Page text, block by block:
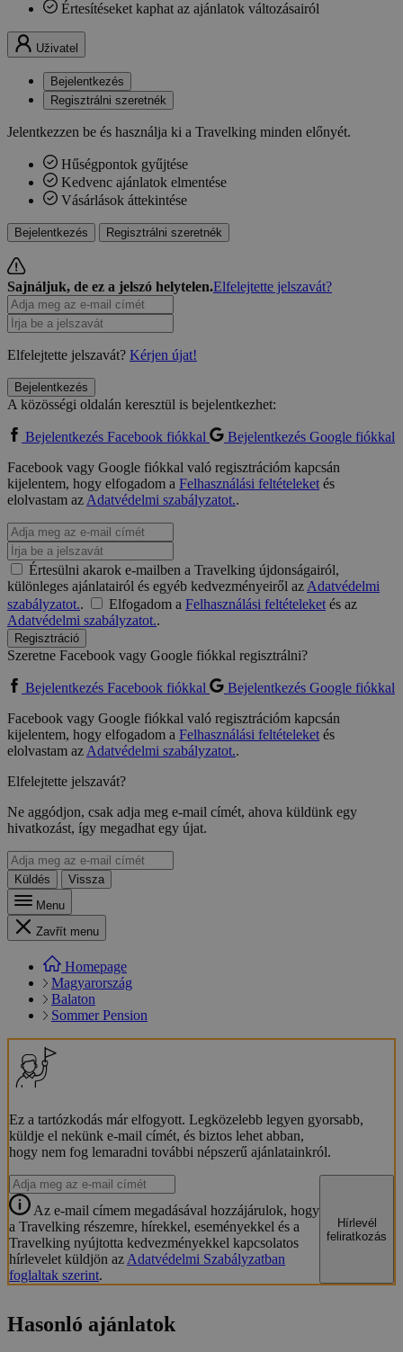
Értesítéseket kaphat az ajánlatok változásairól
Uživatel
Bejelentkezés
Regisztrálni szeretnék
Jelentkezzen be és használja ki a Travelking minden előnyét.
Hűségpontok gyűjtése
Kedvenc ajánlatok elmentése
Vásárlások áttekintése
Bejelentkezés Regisztrálni szeretnék
Sajnáljuk, de ez a jelszó helytelen.Elfelejtette jelszavát?
Elfelejtette jelszavát? Kérjen újat!
Bejelentkezés
A közösségi oldalán keresztül is bejelentkezhet:
Bejelentkezés Facebook fiókkal
Bejelentkezés Google fiókkal
Facebook vagy Google fiókkal való regisztrációm kapcsán
kijelentem, hogy elfogadom a Felhasználási feltételeketés
elolvastam azAdatvédelmi szabályzatot..
Értesülni akarok e-mailben a Travelking újdonságairól,
különleges ajánlatairól és egyéb kedvezményeiről azAdatvédelmi
szabályzatot.. Elfogadom a Felhasználási feltételeketés az
Adatvédelmi szabályzatot..
Regisztráció
Szeretne Facebook vagy Google fiókkal regisztrálni?
Bejelentkezés Facebook fiókkal
Bejelentkezés Google fiókkal
Facebook vagy Google fiókkal való regisztrációm kapcsán
kijelentem, hogy elfogadom a Felhasználási feltételeketés
elolvastam azAdatvédelmi szabályzatot..
Elfelejtette jelszavát?
Ne aggódjon, csak adja meg e-mail címét, ahova küldünk egy
hivatkozást, így megadhat egy újat.
Küldés
Vissza
Menu
Zavřít menu
Homepage
Magyarország
Balaton
Sommer Pension
Ez a tartózkodás már elfogyott. Legközelebb legyen gyorsabb,
küldje el nekünk e-mail címét, és biztos lehet abban,
hogy nem fog lemaradni további népszerű ajánlatainkról.
Az e-mail címem megadásával hozzájárulok, hogy
a Travelking részemre, hírekkel, eseményekkel és a
Travelking nyújtotta kedvezményekkel kapcsolatos
hírlevelet küldjön azAdatvédelmi Szabályzatban
foglaltak szerint.
Hírlevél
feliratkozás
Hasonló ajánlatok